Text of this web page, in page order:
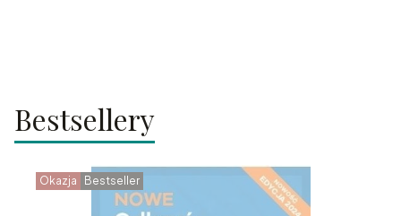
Bestsellery
Okazja Bestseller